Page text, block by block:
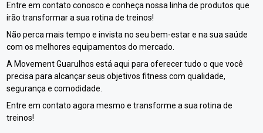
Entre em contato conosco e conheça nossa linha de produtos que
irão transformar a sua rotina de treinos!
Não perca mais tempo e invista no seu bem-estar e na sua saúde
com os melhores equipamentos do mercado.
A Movement Guarulhos está aqui para oferecer tudo o que você
precisa para alcançar seus objetivos fitness com qualidade,
segurança e comodidade.
Entre em contato agora mesmo e transforme a sua rotina de
treinos!